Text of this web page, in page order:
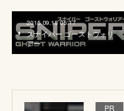
2015.09.18 05:17
スナイパー ゴーストウォリ
アー
PR